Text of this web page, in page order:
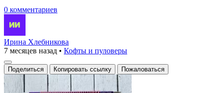
0 комментариев
Ирина Хлебникова
7 месяцев назад • Кофты и пуловеры
Поделиться Копировать ссылку Пожаловаться